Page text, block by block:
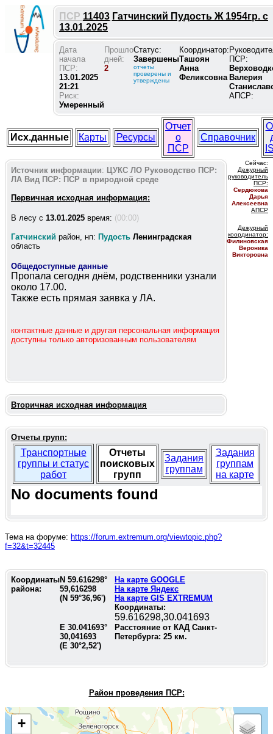
ПСР 11403 Гатчинский Пудость Ж 1954гр. с
13.01.2025
Дата
начала
ПСР:
13.01.2025
21:21
Риск:
Умеренный
Прошло
дней:
2
Статус:
Завершены
отчеты
проверены и
утверждены
Координатор:
Ташоян
Анна
Феликсовна
ПСР:
Валерия
АПСР:
Исх.данные Карты Ресурсы
Отчет
о
ПСР
Справочник
Источник информации: ЦУКС ЛО Руководство ПСР:
ЛА Вид ПСР: ПСР в природной среде
Первичная исходная информация:
В лесу c 13.01.2025 время: (00:00)
Гатчинский район, нп: Пудость Ленинградская
область
Общедоступные данные
Пропала сегодня днём, родственники узнали
около 17.00.
Также есть прямая заявка у ЛА.
контактные данные и другая персональная информация
доступны только авторизованным пользователям
Сейчас:
Дежурный
руководитель
ПСР:
Сердюкова
Дарья
Алексеевна
АПСР
Дежурный
координатор:
Филиновская
Вероника
Викторовна
Вторичная исходная информация
Отчеты групп:
Транспортные
группы и статус
работ
Отчеты
поисковых
групп
Задания
группам
Задания
группам
на карте
No documents found
Тема на форуме: https://forum.extremum.org/viewtopic.php?
f=32&t=32445
Координаты
района:
N 59.616298°
59,616298
(N 59°36,96')
На карте GOOGLE
На карте Яндекс
На карте GIS EXTREMUM
Координаты:
59.616298,30.041693
E 30.041693°
30,041693
(E 30°2,52')
Расстояние от КАД Санкт-
Петербурга: 25 км.
Район проведения ПСР:
+